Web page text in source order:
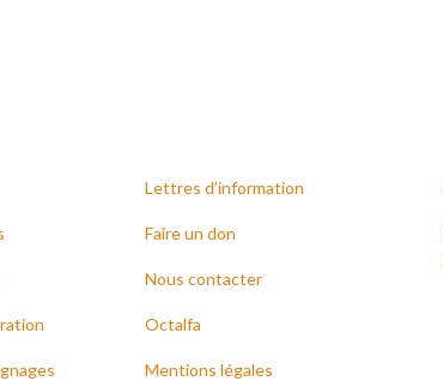
Lettres d’information
Faire un don
Nous contacter
Octalfa
Mentions légales